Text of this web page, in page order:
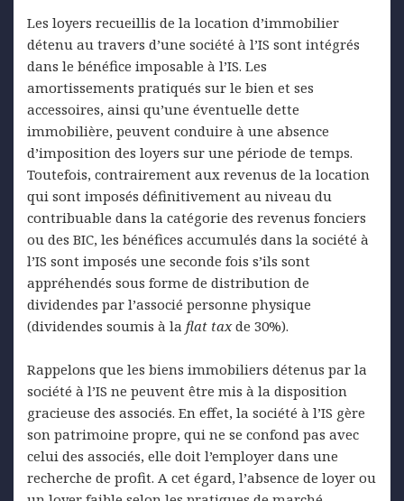
Les loyers recueillis de la location d’immobilier
détenu au travers d’une société à l’IS sont intégrés
dans le bénéfice imposable à l’IS. Les
amortissements pratiqués sur le bien et ses
accessoires, ainsi qu’une éventuelle dette
immobilière, peuvent conduire à une absence
d’imposition des loyers sur une période de temps.
Toutefois, contrairement aux revenus de la location
qui sont imposés définitivement au niveau du
contribuable dans la catégorie des revenus fonciers
ou des BIC, les bénéfices accumulés dans la société à
l’IS sont imposés une seconde fois s’ils sont
appréhendés sous forme de distribution de
dividendes par l’associé personne physique
(dividendes soumis à la flat taxde 30%).
Rappelons que les biens immobiliers détenus par la
société à l’IS ne peuvent être mis à la disposition
gracieuse des associés. En effet, la société à l’IS gère
son patrimoine propre, qui ne se confond pas avec
celui des associés, elle doit l’employer dans une
recherche de profit. A cet égard, l’absence de loyer ou